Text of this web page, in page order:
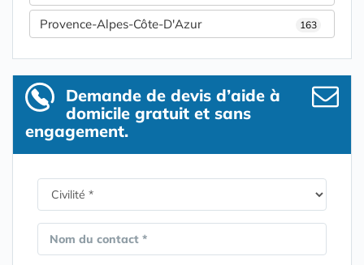
Provence-Alpes-Côte-D'Azur 163
Demande de devis d’aide à
domicile gratuit et sans
engagement.
Nom du contact *